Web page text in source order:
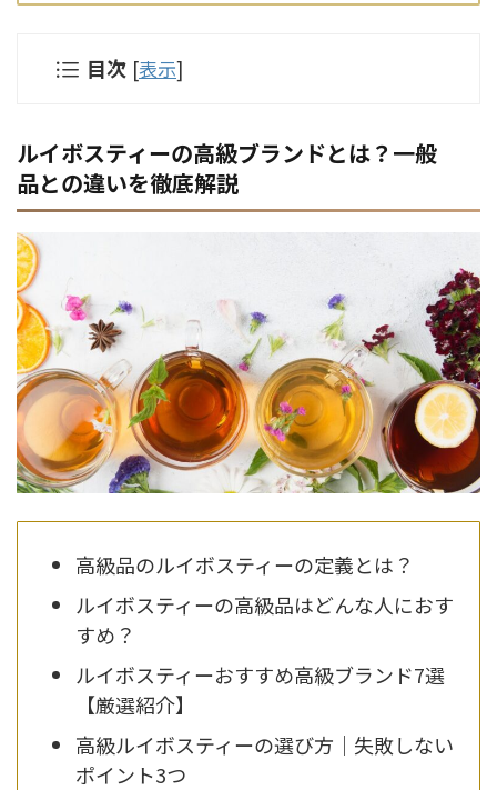
目次 [表示]
ルイボスティーの高級ブランドとは？一般
品との違いを徹底解説
高級品のルイボスティーの定義とは？
ルイボスティーの高級品はどんな人におす
すめ？
ルイボスティーおすすめ高級ブランド7選
【厳選紹介】
高級ルイボスティーの選び方｜失敗しない
ポイント3つ